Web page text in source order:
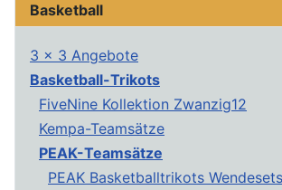
Basketball
3 x 3 Angebote
Basketball-Trikots
FiveNine Kollektion Zwanzig12
Kempa-Teamsätze
PEAK-Teamsätze
PEAK Basketballtrikots